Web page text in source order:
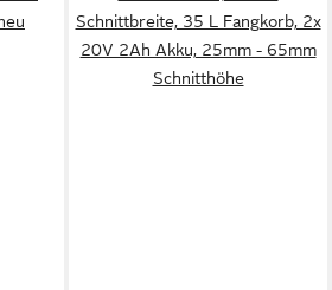
Schnittbreite, 35 L Fangkorb, 2x
20V 2Ah Akku, 25mm - 65mm
Schnitthöhe